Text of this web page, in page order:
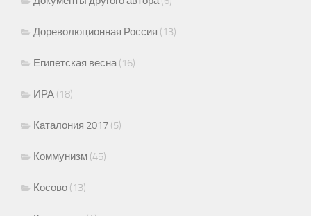
Дореволюционная Россия (13)
Египетская весна(16)
ИРА (18)
Каталония 2017 (5)
Коммунизм (45)
Косово (13)